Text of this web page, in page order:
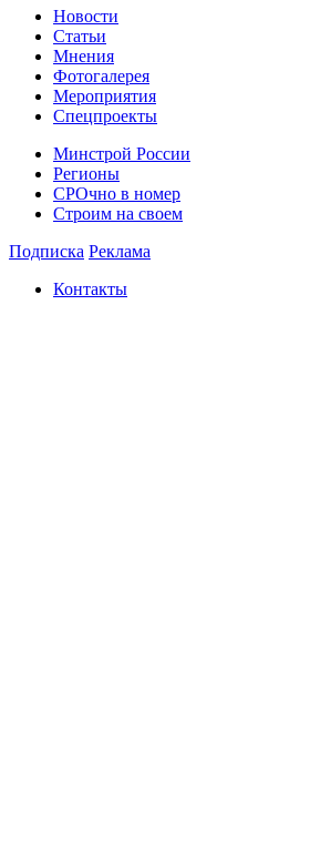
Новости
Статьи
Мнения
Фотогалерея
Мероприятия
Спецпроекты
Минстрой России
Регионы
СРОчно в номер
Строим на своем
Подписка Реклама
Контакты